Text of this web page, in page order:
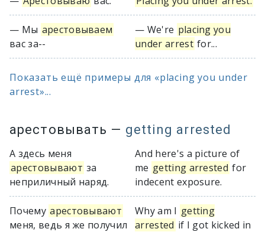
— Мы арестовываем
вас за--
— We're placing you
under arrest for...
Показать ещё примеры для «placing you under
arrest»...
арестовывать — getting arrested
А здесь меня
арестовывают за
неприличный наряд.
And here's a picture of
me getting arrested for
indecent exposure.
Почему арестовывают
меня, ведь я же получил
Why am I getting
arrested if I got kicked in